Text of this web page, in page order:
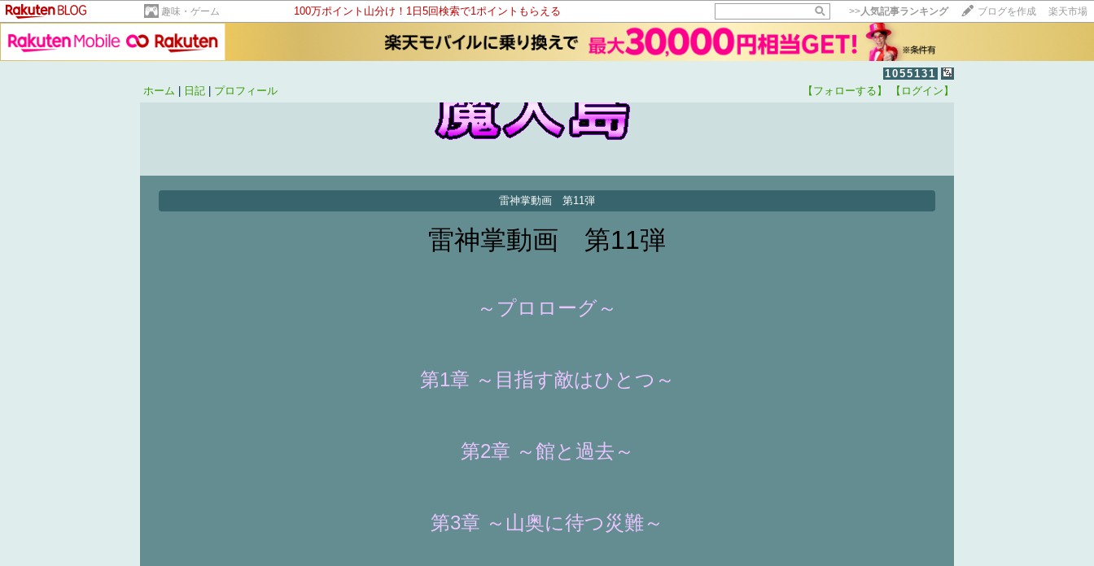
趣味・ゲーム 100万ポイント山分け！1日5回検索で1ポイントもらえる >>人気記事ランキング ブログを作成 楽天市場
1055131
ホーム
日記 プロフィール 【フォローする】 【ログイン】
雷神掌動画 第11弾
雷神掌動画 第11弾
～プロローグ～
第1章 ～目指す敵はひとつ～
第2章 ～館と過去～
第3章 ～山奥に待つ災難～